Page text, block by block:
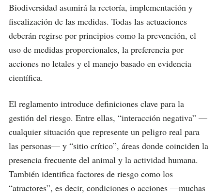
Biodiversidad asumirá la rectoría, implementación y
fiscalización de las medidas. Todas las actuaciones
deberán regirse por principios como la prevención, el
uso de medidas proporcionales, la preferencia por
acciones no letales y el manejo basado en evidencia
científica.
El reglamento introduce definiciones clave para la
gestión del riesgo. Entre ellas, “interacción negativa” —
cualquier situación que represente un peligro real para
las personas— y “sitio crítico”, áreas donde coinciden la
presencia frecuente del animal y la actividad humana.
También identifica factores de riesgo como los
“atractores”, es decir, condiciones o acciones —muchas